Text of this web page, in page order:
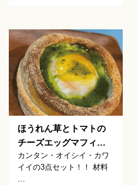
ほうれん草とトマトの
チーズエッグマフィ…
カンタン・オイシイ・カワ
イイの3点セット！！ 材料